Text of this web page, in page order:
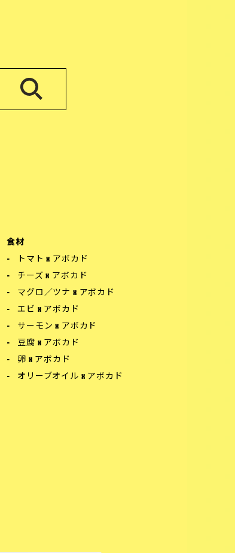
食材
トマト x アボカド
チーズ x アボカド
マグロ／ツナ x アボカド
エビ x アボカド
サーモン x アボカド
豆腐 x アボカド
卵 x アボカド
オリーブオイル x アボカド